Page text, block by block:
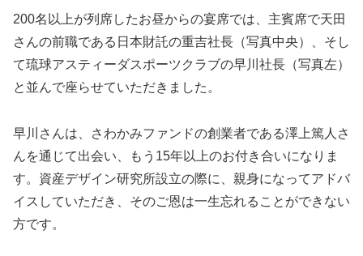
200名以上が列席したお昼からの宴席では、主賓席で天田
さんの前職である日本財託の重吉社長（写真中央）、そし
て琉球アスティーダスポーツクラブの早川社長（写真左）
と並んで座らせていただきました。
早川さんは、さわかみファンドの創業者である澤上篤人さ
んを通じて出会い、もう15年以上のお付き合いになりま
す。資産デザイン研究所設立の際に、親身になってアドバ
イスしていただき、そのご恩は一生忘れることができない
方です。